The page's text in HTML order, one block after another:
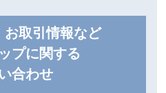
お取引情報など
プに関する
合わせ